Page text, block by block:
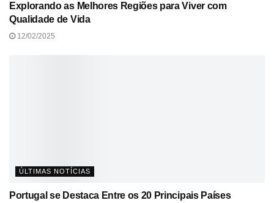
Explorando as Melhores Regiões para Viver com
Qualidade de Vida
12/02/2025
ÚLTIMAS NOTÍCIAS
Portugal se Destaca Entre os 20 Principais Países